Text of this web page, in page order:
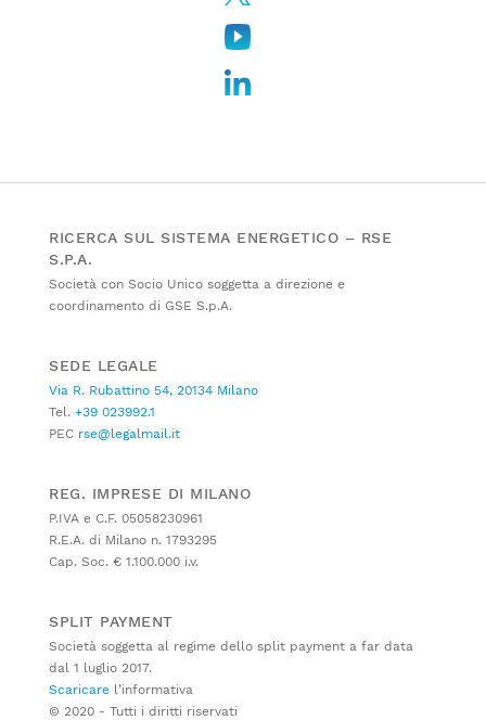
RICERCA SUL SISTEMA ENERGETICO – RSE
S.P.A.
Società con Socio Unico soggetta a direzione e
coordinamento di GSE S.p.A.
SEDE LEGALE
Via R. Rubattino 54, 20134 Milano
Tel. +39 023992.1
PEC rse@legalmail.it
REG. IMPRESE DI MILANO
P.IVA e C.F. 05058230961
R.E.A. di Milano n. 1793295
Cap. Soc. € 1.100.000 i.v.
SPLIT PAYMENT
Società soggetta al regime dello split payment a far data
dal 1 luglio 2017.
Scaricare l’informativa
© 2020 - Tutti i diritti riservati